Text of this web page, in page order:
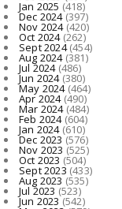
Jan 2025 (418)
Dec 2024(397)
Nov 2024(420)
Oct 2024(262)
Sept 2024(454)
Aug 2024(381)
Jul 2024(486)
Jun 2024(380)
May 2024(464)
Apr 2024(490)
Mar 2024(484)
Feb 2024(604)
Jan 2024(610)
Dec 2023(576)
Nov 2023 (525)
Oct 2023 (504)
Sept 2023 (433)
Aug 2023 (535)
Jul 2023 (523)
Jun 2023(542)